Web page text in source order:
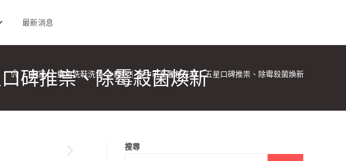
最新消息
碑推崇、除霉殺菌煥新
> 店家 > 鱷魚洗鞋洗包-沙鹿店｜臺中市高奢包洗滌｜五星口碑推崇、除霉殺菌煥新
搜尋